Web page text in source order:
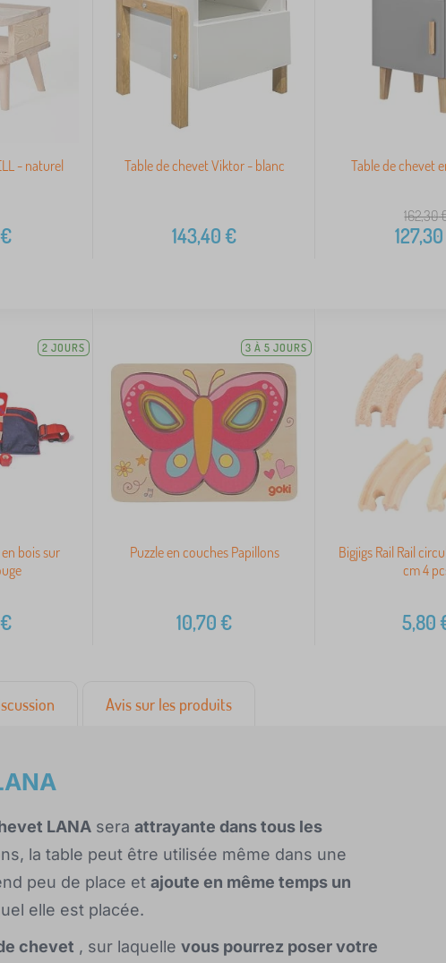
- naturel
€
Table de chevet Viktor - blanc
143,40€
Table de chevet
162,30
127,30
2 JOURS
bois sur
€
3 À 5 JOURS
Puzzle en couches Papillons
10,70€
Bigjigs Rail Rail
cm 4
5,80
Avis sur les produits
LANA sera attrayante dans tous les
la table peut être utilisée même dans une
peu de place et ajoute en même temps un
elle est placée.
chevet , sur laquelle vous pourrez poser votre